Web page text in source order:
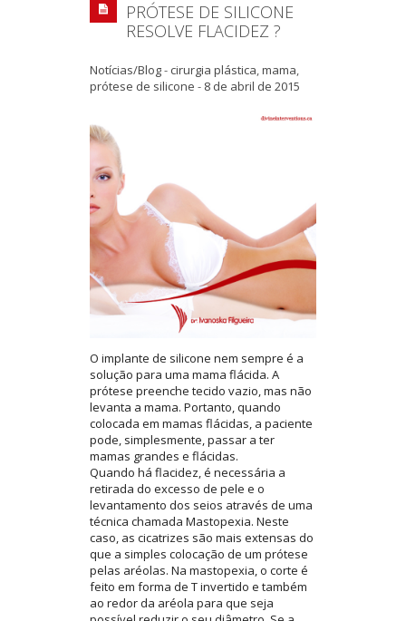
PRÓTESE DE SILICONE
RESOLVE FLACIDEZ ?
Notícias/Blog- cirurgia plástica,mama,
prótese de silicone - 8 de abril de 2015
O implante de silicone nem sempre é a
solução para uma mama flácida. A
prótese preenche tecido vazio, mas não
levanta a mama. Portanto, quando
colocada em mamas flácidas, a paciente
pode, simplesmente, passar a ter
mamas grandes e flácidas.
Quando há flacidez, é necessária a
retirada do excesso de pele e o
levantamento dos seios através de uma
técnica chamada Mastopexia. Neste
caso, as cicatrizes são mais extensas do
que a simples colocação de um prótese
pelas aréolas. Na mastopexia, o corte é
feito em forma de T invertido e também
ao redor da aréola para que seja